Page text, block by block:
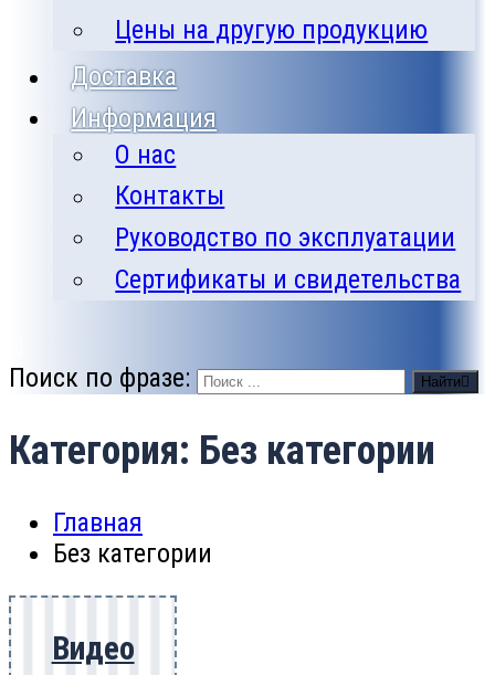
Цены на другую продукцию
Доставка
Информация
О нас
Контакты
Руководство по эксплуатации
Сертификаты и свидетельства
Поиск по фразе: Найти
Категория: Без категории
Главная
Без категории
Видео